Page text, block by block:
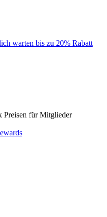
warten bis zu 20% Rabatt
Preisen für Mitglieder